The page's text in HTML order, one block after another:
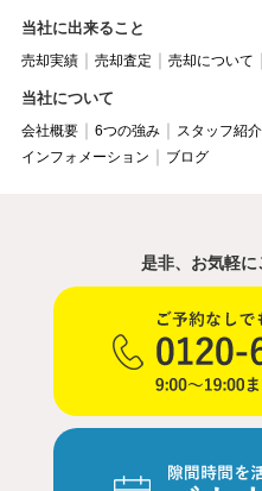
当社に出来ること
売却実績 売却査定 売却について
当社について
会社概要 6つの強み スタッフ紹介
インフォメーション
ブログ
是非、お気軽に